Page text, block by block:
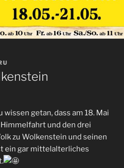
getan, dass am 18. Mai
und den drei
zu Wolkenstein und seinen
ein gar mittelalterliches